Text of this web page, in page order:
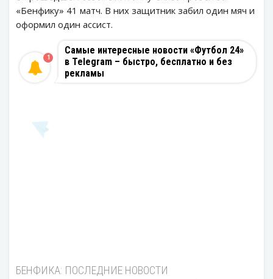
«Бенфику» 41 матч. В них защитник забил один мяч и
оформил один ассист.
Самые интересные новости «Футбол 24»
в Telegram – быстро, бесплатно и без
рекламы
1
БЕНФИКА: ПОСЛЕДНИЕ НОВОСТИ